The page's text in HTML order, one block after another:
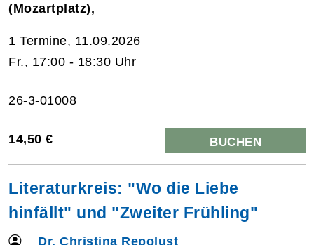
(Mozartplatz),
1 Termine, 11.09.2026
Fr., 17:00 - 18:30 Uhr
26-3-01008
14,50 € BUCHEN
Literaturkreis: "Wo die Liebe
hinfällt" und "Zweiter Frühling"
Dr. Christina Repolust